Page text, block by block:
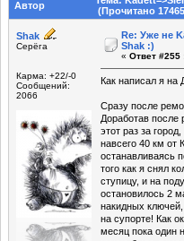
Автор
(Прочитано
Shak
Серёга
Карма: +22/-0
Сообщений:
2066
Re: Уже не
Shak :)
« Ответ #255
Как написал я на
Сразу после
Доработав после
этот раз за
навсего 40 км от
останавливаясь
того как я снял
ступицу, и на
остановилось 2
накидных
на супорте! Как
месяц пока один